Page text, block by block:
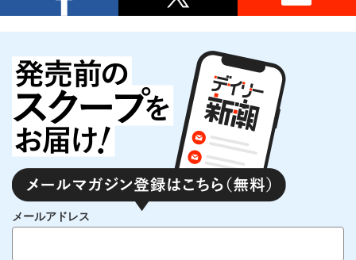
メールアドレス